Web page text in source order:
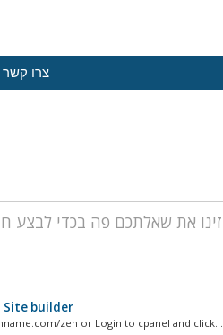
צרו קשר
Site builder
zen or Login to cpanel and click...